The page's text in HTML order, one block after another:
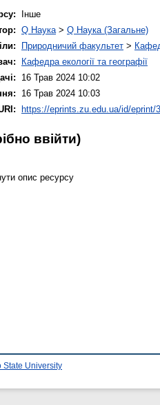
Інше
Q Наука> Q Наука (Загальне)
Природничий факультет >
Кафедра екології та географії
16 Трав 2024 10:02
16 Трав 2024 10:03
https://eprints.zu.edu.ua/id/eprint/
ввійти)
опис ресурсу
State University